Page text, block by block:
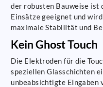
der robusten Bauweise ist
Einsätze geeignet und
maximale Stabilität und
Kein Ghost Touch
Die Elektroden für die
speziellen Glasschichten
unbeabsichtigte Eingaben